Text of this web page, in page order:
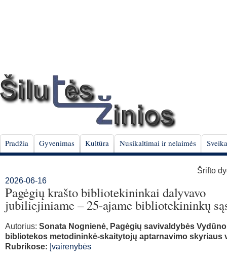
Pradžia Gyvenimas Kultūra Nusikaltimai ir nelaimės
Šrifto
2026-06-16
Pagėgių krašto bibliotekininkai dalyvavo
jubiliejiniame – 25-ajame bibliotekininkų
Autorius: Sonata Nognienė, Pagėgių savivaldybės
bibliotekos metodininkė-skaitytojų aptarnavimo skyriaus
Rubrikose: Įvairenybės